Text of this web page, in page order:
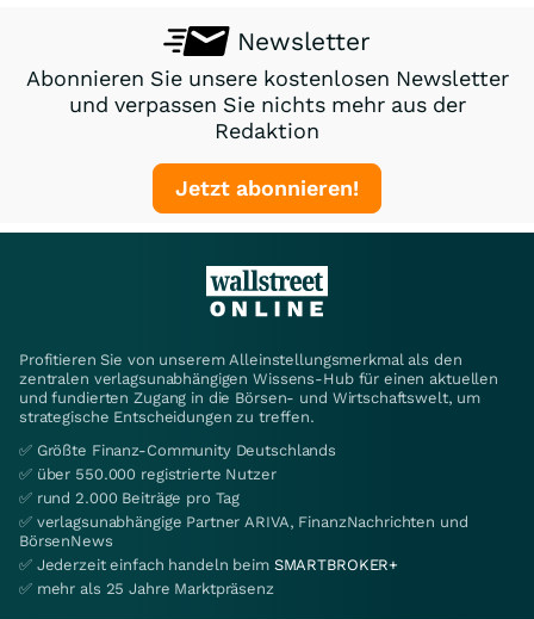
Newsletter
Abonnieren Sie unsere kostenlosen Newsletter
und verpassen Sie nichts mehr aus der
Redaktion
Jetzt abonnieren!
Profitieren Sie von unserem Alleinstellungsmerkmal als den
zentralen verlagsunabhängigen Wissens-Hub für einen aktuellen
und fundierten Zugang in die Börsen- und Wirtschaftswelt, um
strategische Entscheidungen zu treffen.
✅ Größte Finanz-Community Deutschlands
✅ über 550.000 registrierte Nutzer
✅ rund 2.000 Beiträge pro Tag
✅ verlagsunabhängige Partner ARIVA, FinanzNachrichten und
BörsenNews
✅ Jederzeit einfach handeln beim SMARTBROKER+
✅ mehr als 25 Jahre Marktpräsenz